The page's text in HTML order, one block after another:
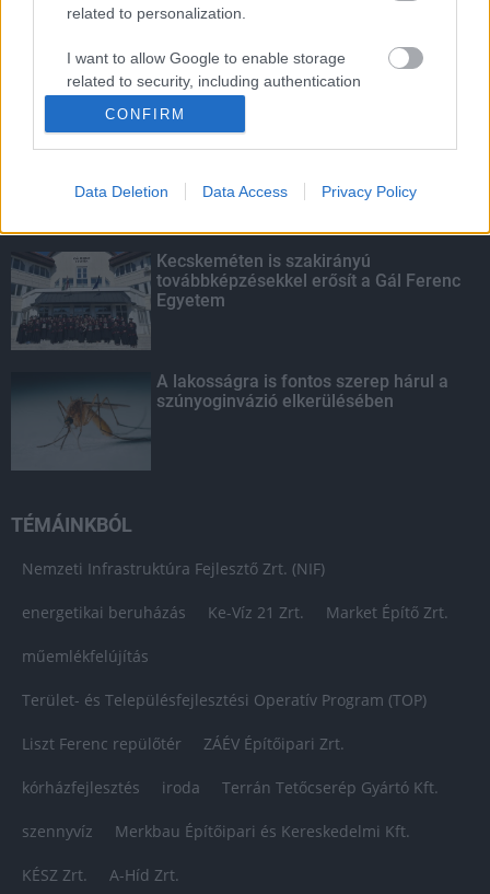
related to personalization.
I want to allow Google to enable storage
related to security, including authentication
CONFIRM
Data Deletion Data Access Privacy Policy
KIEMELT
Megérkezett az eső a Duna
Kecskeméten is szakirányú
továbbképzésekkel erősít a Gál Ferenc
Egyetem
A lakosságra is fontos szerep hárul a
szúnyoginvázió elkerülésében
TÉMÁINKBÓL
Nemzeti Infrastruktúra Fejlesztő Zrt. (NIF)
energetikai beruházás Ke-Víz 21 Zrt. Market Építő Zrt.
műemlékfelújítás
Terület- és Településfejlesztési Operatív Program (TOP)
Liszt Ferenc repülőtér ZÁÉV Építőipari Zrt.
kórházfejlesztés iroda Terrán Tetőcserép Gyártó Kft.
szennyvíz Merkbau Építőipari és Kereskedelmi Kft.
KÉSZ Zrt. A-Híd Zrt.